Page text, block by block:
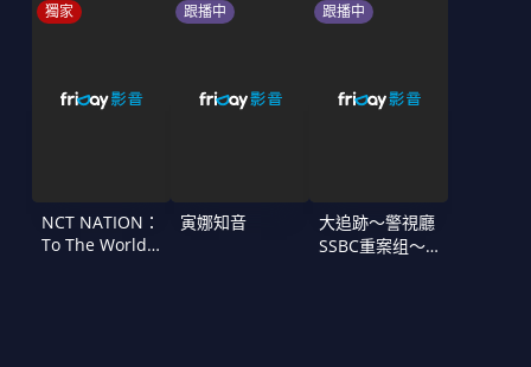
獨家
NCT NATION：
To The World
跟播中
寅娜知音
跟播中
大追跡〜警視廳
SSBC重案组〜